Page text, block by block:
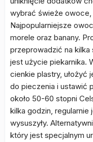
wybrać świeże owoce,
Najpopularniejsze
morele oraz banany.
przeprowadzić na
jest użycie piekarnika.
cienkie plastry, ułożyć
do pieczenia i ustawić
około 50-60 stopni
kilka godzin,
wysuszyły.
który jest specjalnym